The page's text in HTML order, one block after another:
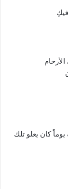
كان يعلو تلك